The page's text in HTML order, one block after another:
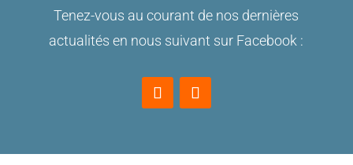
Tenez-vous au courant de nos dernières
actualités en nous suivant sur Facebook :